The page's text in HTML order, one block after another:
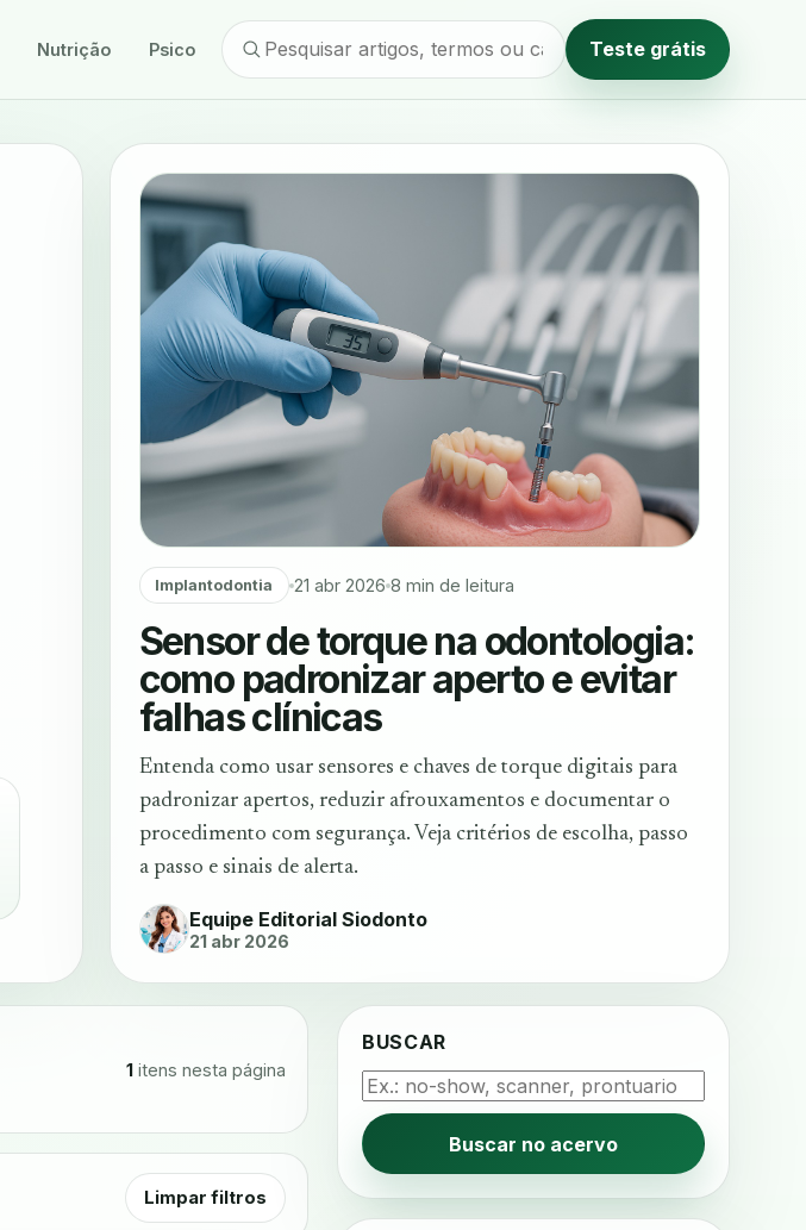
Nutrição Psicologia Método editorial Teste grátis
Implantodontia 21 abr 2026 8 min de leitura
Sensor de torque na odontologia:
como padronizar aperto e evitar
falhas clínicas
Entenda como usar sensores e chaves de torque digitais para
padronizar apertos, reduzir afrouxamentos e documentar o
procedimento com segurança. Veja critérios de escolha, passo
a passo e sinais de alerta.
Equipe Editorial Siodonto
21 abr 2026
1 itens nesta página
Limpar filtros
BUSCAR
Buscar no acervo